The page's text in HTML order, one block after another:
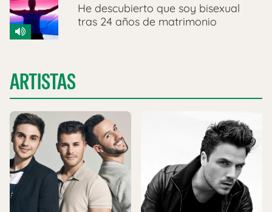
He descubierto que soy bisexual
tras 24 años de matrimonio
ARTISTAS